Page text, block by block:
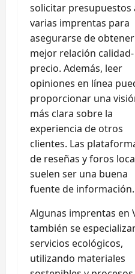
solicitar presupuestos
varias imprentas para
asegurarse de
mejor relación calidad-
precio. Además, leer
opiniones en línea
proporcionar una
más clara sobre la
experiencia de otros
clientes. Las
de reseñas y foros
suelen ser una buena
fuente de información.
Algunas imprentas en
también se
servicios ecológicos,
utilizando materiales